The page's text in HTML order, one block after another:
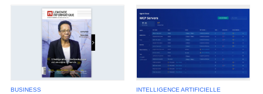
BUSINESS INTELLIGENCE ARTIFICIELLE